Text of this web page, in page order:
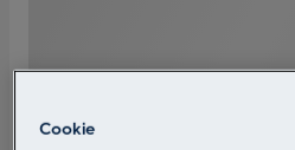
Cookie